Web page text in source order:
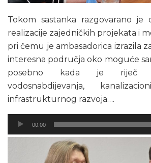
Tokom sastanka razgovarano je
realizacije zajedničkih projekata i
pri čemu je ambasadorica izrazila
interesna područja oko moguće
posebno kada je riječ
vodosnabdijevanja,
infrastrukturnog razvoja….
Audio
Player
00:00